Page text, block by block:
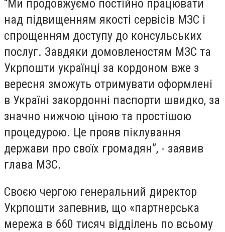
“Ми продовжуємо постійно працювати
над підвищенням якості сервісів МЗС і
спрощенням доступу до консульських
послуг. Завдяки домовленостям МЗС та
Укрпошти українці за кордоном вже з
вересня зможуть отримувати оформлені
в Україні закордонні паспорти швидко, за
значно нижчою ціною та простішою
процедурою. Це прояв піклування
держави про своїх громадян”, - заявив
глава МЗС.
Своєю чергою генеральний директор
Укрпошти запевнив, що «партнерська
мережа в 660 тисяч відділень по всьому